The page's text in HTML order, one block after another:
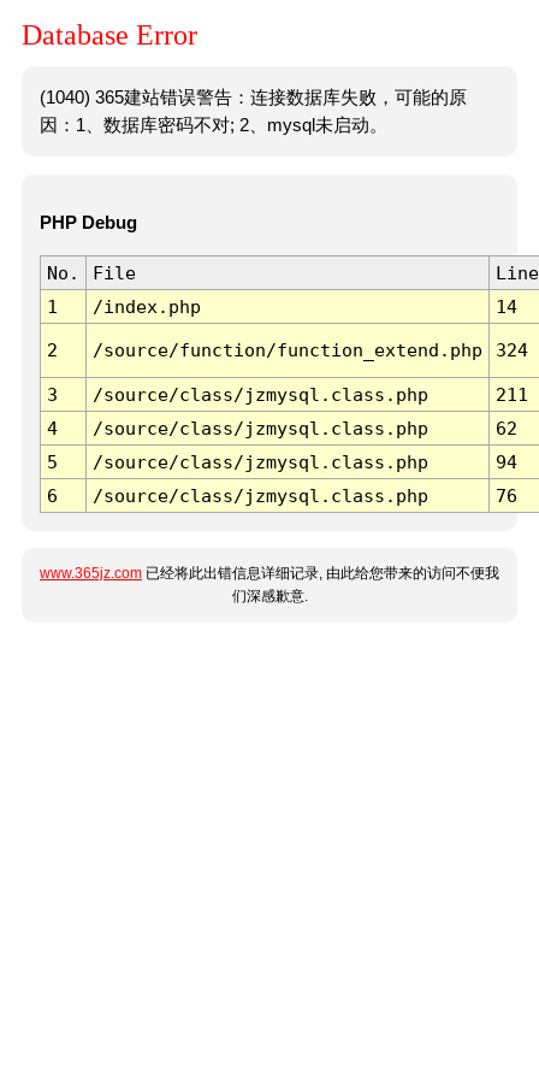
Database Error
(1040) 365建站错误警告：连接数据库失败，可能的原
因：1、数据库密码不对; 2、mysql未启动。
PHP Debug
No. File
Line
1
/index.php 14
2 /source/function/function_extend.php 324
3 /source/class/jzmysql.class.php
211
4
/source/class/jzmysql.class.php
62
5
/source/class/jzmysql.class.php
94
6
/source/class/jzmysql.class.php 76
www.365jz.com 已经将此出错信息详细记录, 由此给您带来的访问不便我
们深感歉意.